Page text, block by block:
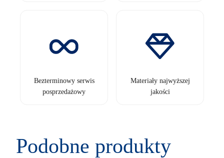
Bezterminowy serwis
posprzedażowy
Materiały najwyższej
jakości
Podobne produkty